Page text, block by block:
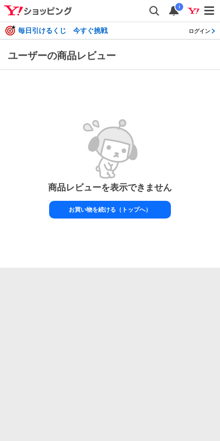
i
毎日引けるくじ 今すぐ挑戦 ログイン
ユーザーの商品レビュー
商品レビューを表示できません
お買い物を続ける（トップへ）